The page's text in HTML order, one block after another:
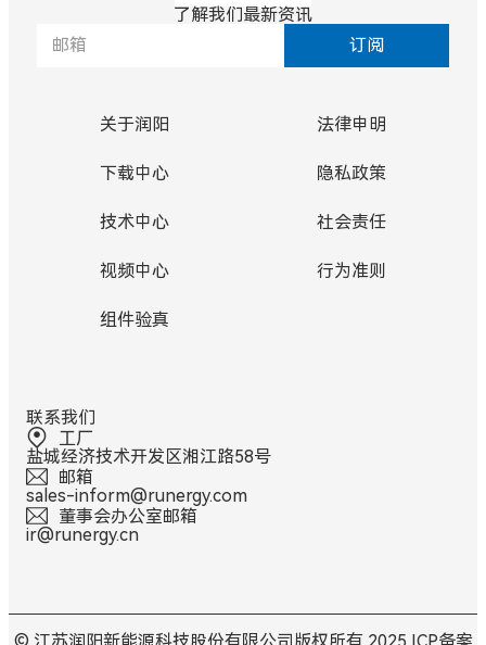
了解我们最新资讯
订阅
关于润阳
下载中心
技术中心
视频中心
组件验真
法律申明
隐私政策
社会责任
行为准则
联系我们
工厂
盐城经济技术开发区湘江路58号
邮箱
sales-inform@runergy.com
董事会办公室邮箱
ir@runergy.cn